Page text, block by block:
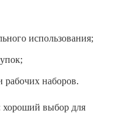
использования;
рабочих наборов.
хороший выбор для